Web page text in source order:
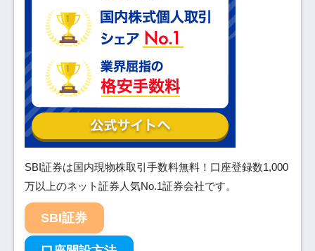
SBI証券は国内現物株取引手数料無料！口座登録数1,000
万以上のネット証券人気No.1証券会社です。
SBI証券